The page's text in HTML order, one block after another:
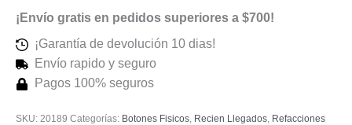
¡Envío gratis en pedidos superiores a $700!
¡Garantía de devolución 10 dias!
Envío rapido y seguro
Pagos 100% seguros
SKU: 20189 Categorías: Botones Fisicos, Recien Llegados, Refacciones